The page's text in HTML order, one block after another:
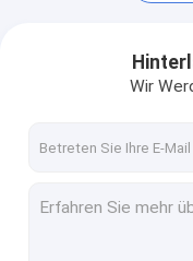
Titancastings
Wir